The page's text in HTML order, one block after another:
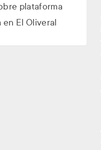
plataforma
en El Oliveral